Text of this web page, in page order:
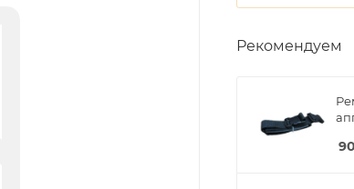
Рекомендуем
90